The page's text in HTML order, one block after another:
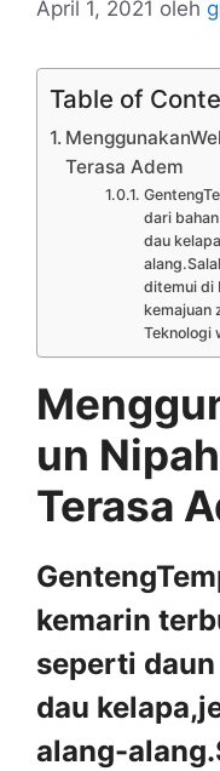
April 1, 2021 oleh
Table of
Terasa Adem
dari
dau
ditemui di
kemajuan
Teknologi
un
Terasa
kemarin
seperti
dau
alang-